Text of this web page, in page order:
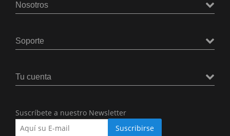
Nosotros
Soporte
Tu cuenta
Suscríbete a nuestro Newsletter